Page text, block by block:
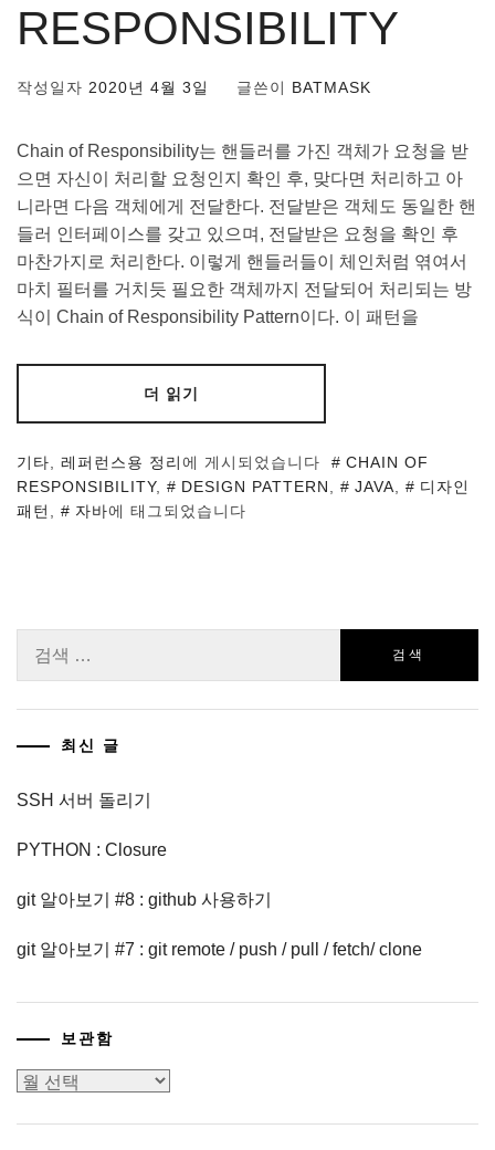
RESPONSIBILITY
작성일자 2020년 4월 3일 글쓴이 BATMASK
Chain of Responsibility는 핸들러를 가진 객체가 요청을 받
으면 자신이 처리할 요청인지 확인 후, 맞다면 처리하고 아
니라면 다음 객체에게 전달한다. 전달받은 객체도 동일한 핸
들러 인터페이스를 갖고 있으며, 전달받은 요청을 확인 후
마찬가지로 처리한다. 이렇게 핸들러들이 체인처럼 엮여서
마치 필터를 거치듯 필요한 객체까지 전달되어 처리되는 방
식이 Chain of Responsibility Pattern이다. 이 패턴을
더 읽기
기타 레퍼런스용 정리에 게시되었습니다
CHAIN OF
RESPONSIBILITY, DESIGN PATTERN JAVA
디자인
패턴
자바에 태그되었습니다
최신 글
SSH 서버 돌리기
PYTHON : Closure
git 알아보기 #8 : github 사용하기
git 알아보기 #7 : git remote / push / pull / fetch/ clone
보관함
보